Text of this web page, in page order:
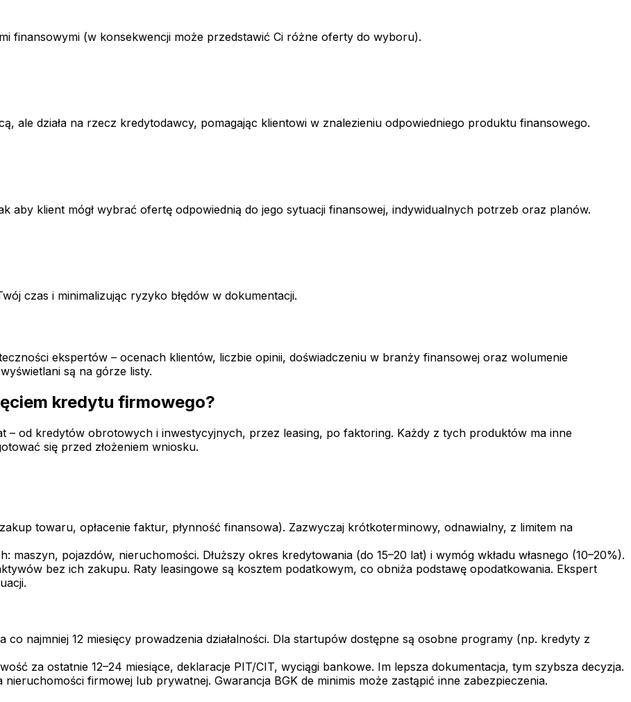
finansowymi (w konsekwencji może przedstawić Ci różne oferty do wyboru).
ale działa na rzecz kredytodawcy, pomagając klientowi w znalezieniu odpowiedniego produktu finansowego.
aby klient mógł wybrać ofertę odpowiednią do jego sytuacji finansowej, indywidualnych potrzeb oraz planów.
czas i minimalizując ryzyko błędów w dokumentacji.
ekspertów – ocenach klientów, liczbie opinii, doświadczeniu w branży finansowej oraz wolumenie
są na górze listy.
kredytu firmowego?
– od kredytów obrotowych i inwestycyjnych, przez leasing, po faktoring. Każdy z tych produktów ma inne
się przed złożeniem wniosku.
towaru, opłacenie faktur, płynność finansowa). Zazwyczaj krótkoterminowy, odnawialny, z limitem na
maszyn, pojazdów, nieruchomości. Dłuższy okres kredytowania (do 15–20 lat) i wymóg wkładu własnego (10–20%).
bez ich zakupu. Raty leasingowe są kosztem podatkowym, co obniża podstawę opodatkowania. Ekspert
co najmniej 12 miesięcy prowadzenia działalności. Dla startupów dostępne są osobne programy (np. kredyty z
za ostatnie 12–24 miesiące, deklaracje PIT/CIT, wyciągi bankowe. Im lepsza dokumentacja, tym szybsza decyzja.
firmowej lub prywatnej. Gwarancja BGK de minimis może zastąpić inne zabezpieczenia.